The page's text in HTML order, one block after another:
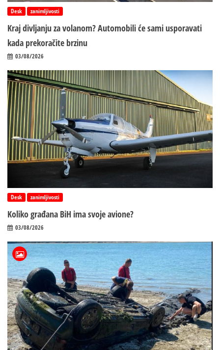
Desk zanimljivosti
Kraj divljanju za volanom? Automobili će sami usporavati
kada prekoračite brzinu
03/08/2026
Desk zanimljivosti
Koliko građana BiH ima svoje avione?
03/08/2026